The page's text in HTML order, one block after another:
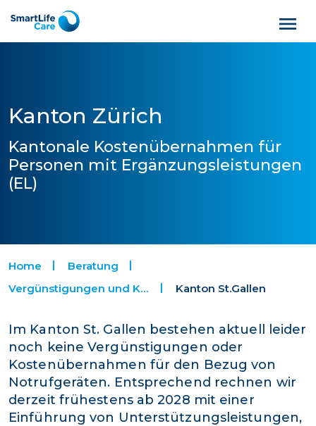
Kanton Zürich
Kantonale Kostenübernahmen für
Personen mit Ergänzungsleistungen
(EL)
Home
Beratung
Vergünstigungen und Kostenübernahmen
Kanton St.Gallen
Im Kanton St. Gallen bestehen aktuell leider
noch keine Vergünstigungen oder
Kostenübernahmen für den Bezug von
Notrufgeräten. Entsprechend rechnen wir
derzeit frühestens ab 2028 mit einer
Einführung von Unterstützungsleistungen,